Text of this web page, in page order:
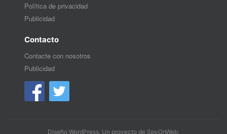
Política de privacidad
Publicidad
Contacto
Contacte con nosotros
Publicidad
Diseño WordPress. Un proyecto de SpyOnWeb.